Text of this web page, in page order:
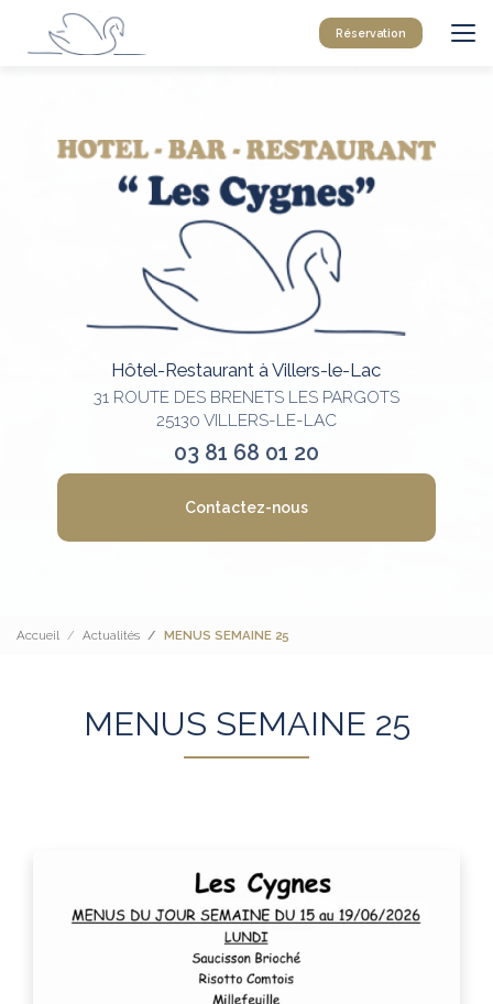
contenu
Réservation
Hôtel-Restaurant à Villers-le-Lac
31 ROUTE DES BRENETS LES PARGOTS
25130 VILLERS-LE-LAC
03 81 68 01 20
Contactez-nous
Accueil Actualités MENUS SEMAINE 25
MENUS SEMAINE 25